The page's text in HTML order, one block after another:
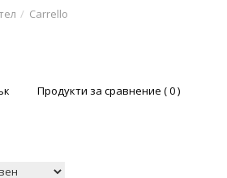
Carrello
Продукти за сравнение ( 0 )